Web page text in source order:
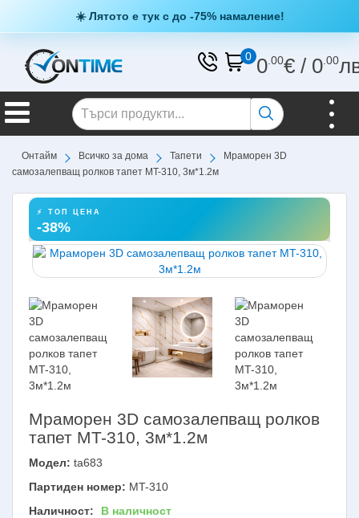
☀️ Лятото е тук с до -75% намаление!
0 0.00€/ 0.00
Онтайм Всичко за дома Тапети
Мраморен 3D
самозалепващ ролков тапет MT-310, 3м*1.2м
⚡ ТОП ЦЕНА
-38%
Мраморен 3D самозалепващ ролков
тапет MT-310, 3м*1.2м
Модел: ta683
Партиден номер: MT-310
Наличност:
В наличност